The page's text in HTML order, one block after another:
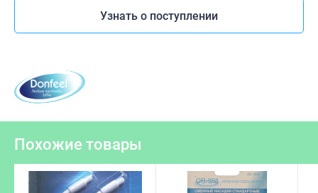
Узнать о поступлении
Похожие товары